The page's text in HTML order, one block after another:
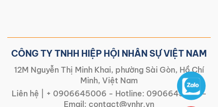
CÔNG TY TNHH HIỆP HỘI NHÂN SỰ VIỆT NAM
12M Nguyễn Thị Minh Khai, phường Sài Gòn, Hồ Chí
Minh, Việt Nam
Liên hệ |
+ 0906645006 - Hotline: 0906645006-
Email: contact@vnhr.vn